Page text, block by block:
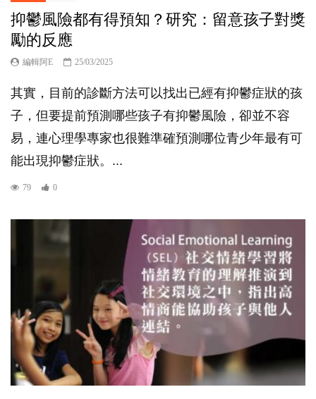
抑鬱風險都有得預知？研究：留意孩子對獎
勵的反應
編輯阿E 25/03/2025
其實，目前的診斷方法可以找出已經有抑鬱症狀的孩
子，但要提前預測哪些孩子有抑鬱風險，卻並不容
易，連心理學專家也很難準確預測哪位青少年最有可
能出現抑鬱症狀。...
79 0